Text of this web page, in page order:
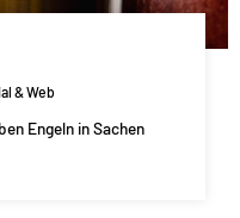
& Web
Engeln in Sachen